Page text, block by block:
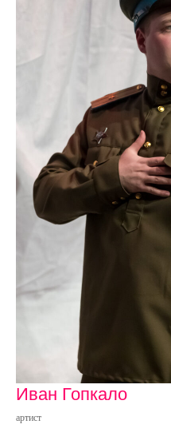
Иван Гопкало
артист